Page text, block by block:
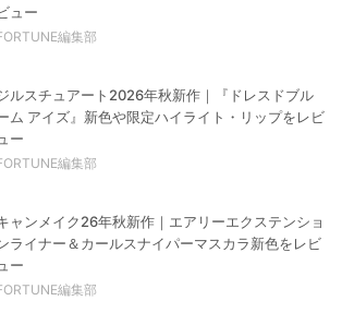
ュー
編集部
ルスチュアート2026年秋新作｜『ドレスドブル
ム アイズ』新色や限定ハイライト・リップをレビ
ュー
編集部
ャンメイク26年秋新作｜エアリーエクステンショ
ライナー＆カールスナイパーマスカラ新色をレビ
ュー
編集部